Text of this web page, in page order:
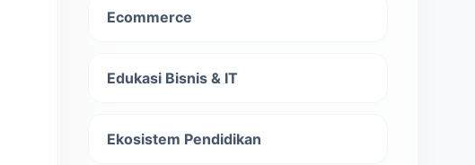
Ecommerce
Edukasi Bisnis & IT
Ekosistem Pendidikan